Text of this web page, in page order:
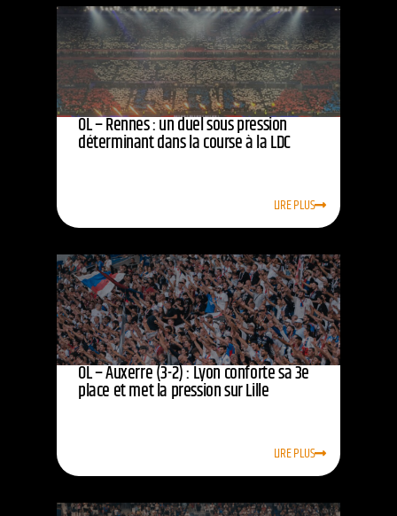
OL – Rennes : un duel sous pression
déterminant dans la course à la LDC
LIRE PLUS
OL – Auxerre (3-2) : Lyon conforte sa 3e
place et met la pression sur Lille
LIRE PLUS